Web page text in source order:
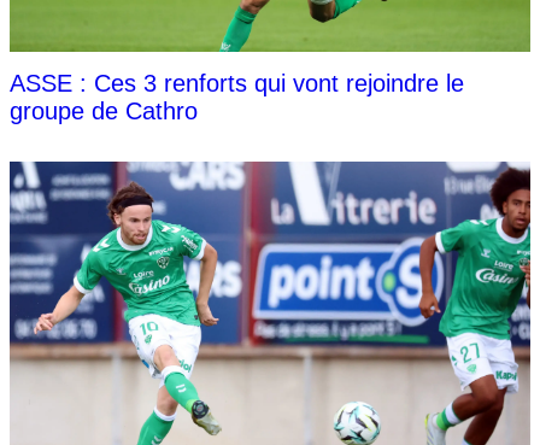
ASSE : Ces 3 renforts qui vont rejoindre le
groupe de Cathro